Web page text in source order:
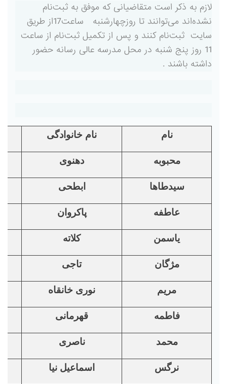
لازم به ذکر است متقاضیانی که موفق به ثبت‌نام
نشده‌اند می‌توانند تا روزچهارشنبه ساعت17از طریق
سایت ثبت‌نام کنند و پس از تکمیل ثبت‌نام از ساعت
11 روز پنج شنبه در محل مدرسه عالی رسانه حضور
داشته باشند .
نام نام خانوادگی
محبوبه دهنوی
سیدطاها ابطحی
عاطفه پاکروان
یاسمن کلاته
مژگان تاجی
مریم نوری خانقاه
فاطمه قهرمانی
محمد ناصری
نرگس اسماعیل نیا